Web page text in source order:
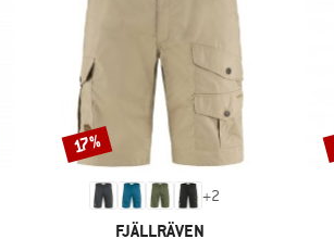
+2
MARKE
FJÄLLRÄVEN
Rabatt
17%